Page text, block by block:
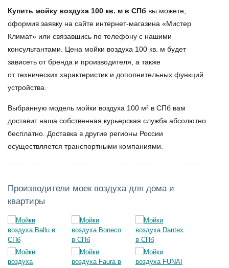
Купить мойку воздуха 100 кв. м в СПб вы можете,
оформив заявку на сайте интернет-магазина «Мистер
Климат» или связавшись по телефону с нашими
консультантами. Цена мойки воздуха 100 кв. м будет
зависеть от бренда и производителя, а также
от технических характеристик и дополнительных функций
устройства.
Выбранную модель мойки воздуха 100 м² в СПб вам
доставит наша собственная курьерская служба абсолютно
бесплатно. Доставка в другие регионы России
осуществляется транспортными компаниями.
Производители моек воздуха для дома и
квартиры